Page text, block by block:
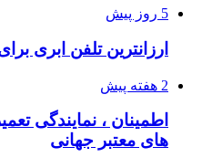
5 روز پیش
ارزانترین تلفن ابری
2 هفته پیش
اطمینان ، نمایندگی
های معتبر جهانی